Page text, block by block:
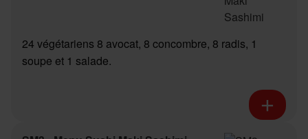
24 végétariens 8 avocat, 8 concombre, 8 radis, 1
soupe et 1 salade.